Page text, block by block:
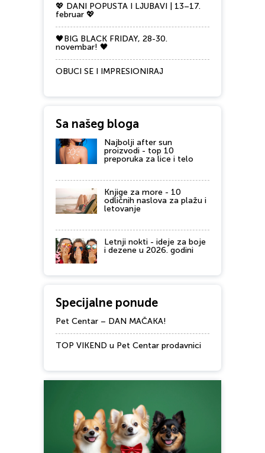
💖 DANI POPUSTA I LJUBAVI | 13–17.
februar 💖
🖤BIG BLACK FRIDAY, 28-30.
novembar! 🖤
OBUCI SE I IMPRESIONIRAJ
Sa našeg bloga
Najbolji after sun
proizvodi - top 10
preporuka za lice i telo
Knjige za more - 10
odličnih naslova za plažu i
letovanje
Letnji nokti - ideje za boje
i dezene u 2026. godini
Specijalne ponude
Pet Centar – DAN MAČAKA!
TOP VIKEND u Pet Centar prodavnici